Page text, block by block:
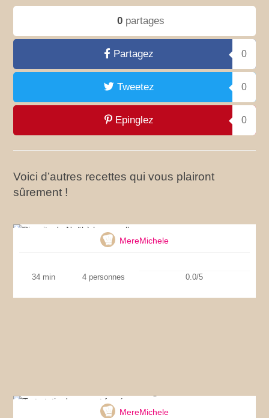
0partages
Partagez 0
Tweetez 0
Epinglez 0
Voici d’autres recettes qui vous plairont
sûrement !
MereMichele
34 min 4 personnes 0.0/5
MereMichele